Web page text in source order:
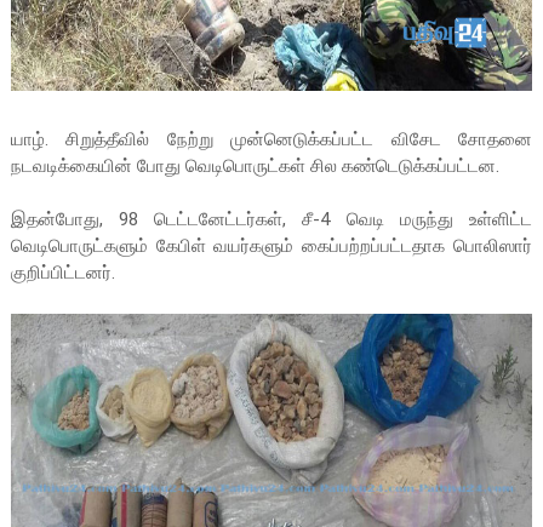
யாழ். சிறுத்தீவில் நேற்று முன்னெடுக்கப்பட்ட விசேட சோதனை
நடவடிக்கையின் போது வெடிபொருட்கள் சில கண்டெடுக்கப்பட்டன.
இதன்போது, 98 டெட்டனேட்டர்கள், சீ-4 வெடி மருந்து உள்ளிட்ட
வெடிபொருட்களும் கேபிள் வயர்களும் கைப்பற்றப்பட்டதாக பொலிஸார்
குறிப்பிட்டனர்.